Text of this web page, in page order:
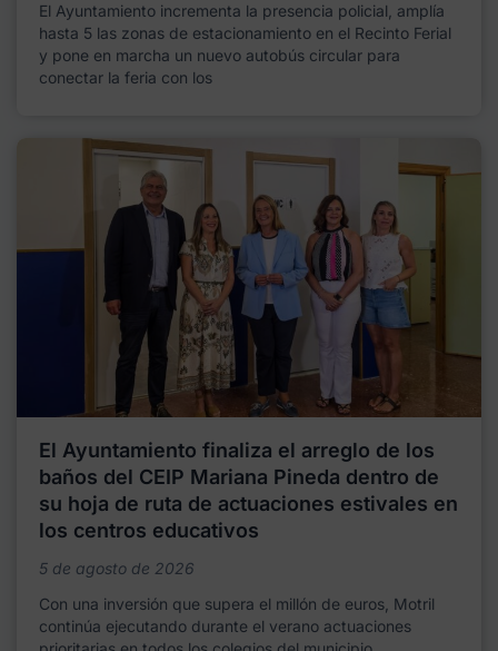
El Ayuntamiento incrementa la presencia policial, amplía
hasta 5 las zonas de estacionamiento en el Recinto Ferial
y pone en marcha un nuevo autobús circular para
conectar la feria con los
El Ayuntamiento finaliza el arreglo de los
baños del CEIP Mariana Pineda dentro de
su hoja de ruta de actuaciones estivales en
los centros educativos
5 de agosto de 2026
Con una inversión que supera el millón de euros, Motril
continúa ejecutando durante el verano actuaciones